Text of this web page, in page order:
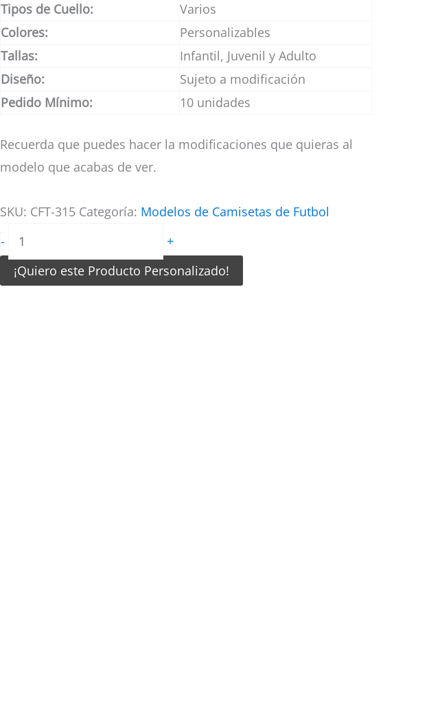
Tipos de Cuello:
Varios
Colores:
Personalizables
Tallas:
Infantil, Juvenil y Adulto
Diseño:
Sujeto a modificación
Pedido Mínimo:
10 unidades
Recuerda que puedes hacer la modificaciones que quieras al
modelo que acabas de ver.
SKU: CFT-315 Categoría: Modelos de Camisetas de Futbol
-
Camiseta
de
Futbol
+
¡Quiero este Producto Personalizado!